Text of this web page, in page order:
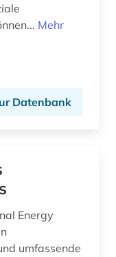
Mehr
Datenbank
Energy
umfassende